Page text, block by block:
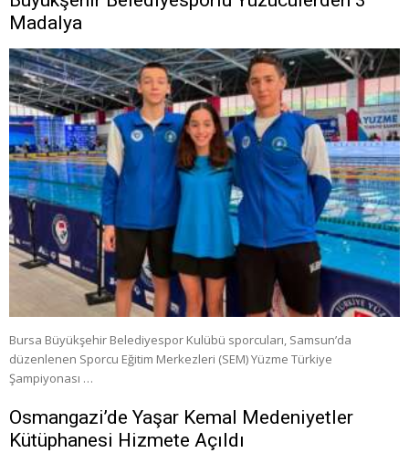
Madalya
Bursa Büyükşehir Belediyespor Kulübü sporcuları, Samsun’da
düzenlenen Sporcu Eğitim Merkezleri (SEM) Yüzme Türkiye
Şampiyonası …
Osmangazi’de Yaşar Kemal Medeniyetler
Kütüphanesi Hizmete Açıldı